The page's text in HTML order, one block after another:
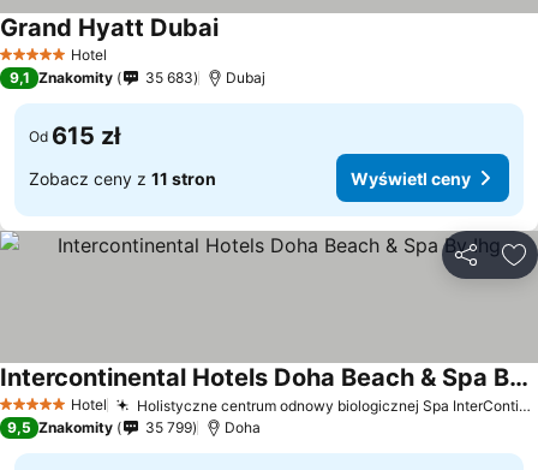
5 KategoriaHotel
Grand Hyatt DubaiWyświetl ceny
9,1 Znakomity 35 683 Dubaj
Od 615 zł
Zobacz ceny z 11 stron Wyświetl ceny
5 KategoriaHotel Holistyczne centrum odnowy biologicznej Spa InterContinental
Intercontinental Hotels Doha Beach & Spa By Ihg
Wyświetl ceny
9,5 Znakomity 35 799 Doha